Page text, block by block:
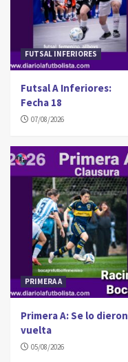
FUTSAL INFERIORES
Futsal A Inferiores:
Fecha 18
07/08/2026
PRIMERA A
Primera A: Se lo dieron
vuelta
05/08/2026